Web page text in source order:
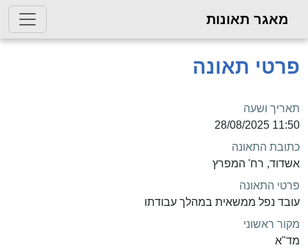
מאגר תאונות
פרטי תאונה
תאריך ושעה
11:50 28/08/2025
כתובת התאונה
אשדוד, רח' המפרץ
פרטי התאונה
עובד נפל ממשאית במהלך עבודתו
מקור ראשוני
מד"א